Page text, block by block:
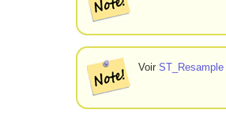
VoirST_Resample